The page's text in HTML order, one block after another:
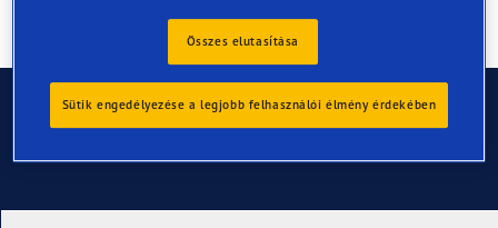
Kapcsolat
Összes elutasítása
Sütik engedélyezése a legjobb felhasználói élmény érdekében